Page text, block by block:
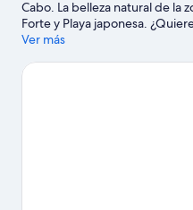
Cabo. La belleza natural de la
Forte y Playa japonesa.
mientras estás en la ciudad?
nuestra guía de Arraial do Cabo
Ver más